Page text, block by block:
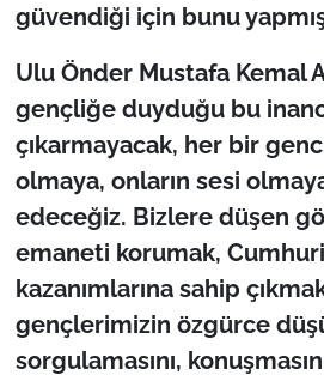
güvendiği için bunu
Ulu Önder Mustafa Kemal
gençliğe duyduğu bu
çıkarmayacak, her bir
olmaya, onların sesi
edeceğiz. Bizlere düşen
emaneti korumak,
kazanımlarına sahip
gençlerimizin özgürce
sorgulamasını,